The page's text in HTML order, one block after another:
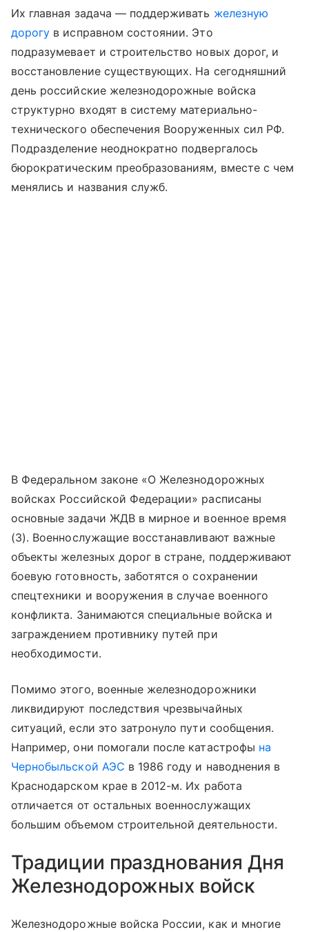
Их главная задача — поддерживать железную
дорогу в исправном состоянии. Это
подразумевает и строительство новых дорог, и
восстановление существующих. На сегодняшний
день российские железнодорожные войска
структурно входят в систему материально-
технического обеспечения Вооруженных сил РФ.
Подразделение неоднократно подвергалось
бюрократическим преобразованиям, вместе с чем
менялись и названия служб.
В Федеральном законе «‎‎О Железнодорожных
войсках Российской Федерации» расписаны
основные задачи ЖДВ в мирное и военное время
(3). Военнослужащие восстанавливают важные
объекты железных дорог в стране, поддерживают
боевую готовность, заботятся о сохранении
спецтехники и вооружения в случае военного
конфликта. Занимаются специальные войска и
заграждением противнику путей при
необходимости.
Помимо этого, военные железнодорожники
ликвидируют последствия чрезвычайных
ситуаций, если это затронуло пути сообщения.
Например, они помогали после катастрофы на
Чернобыльской АЭС в 1986 году и наводнения в
Краснодарском крае в 2012-м. Их работа
отличается от остальных военнослужащих
большим объемом строительной деятельности.
Традиции празднования Дня
Железнодорожных войск
Железнодорожные войска России, как и многие